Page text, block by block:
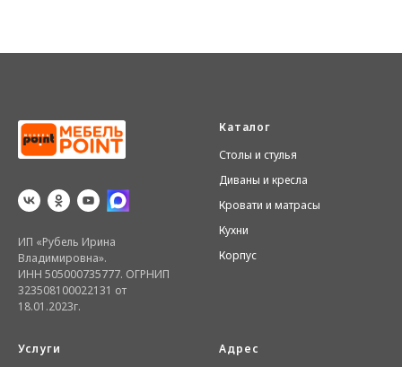
ИП «Рубель Ирина
Владимировна».
ИНН 505000735777. ОГРНИП
323508100022131 от
18.01.2023г.
Каталог
Столы и стулья
Диваны и кресла
Кровати и матрасы
Кухни
Корпус
Услуги Адрес